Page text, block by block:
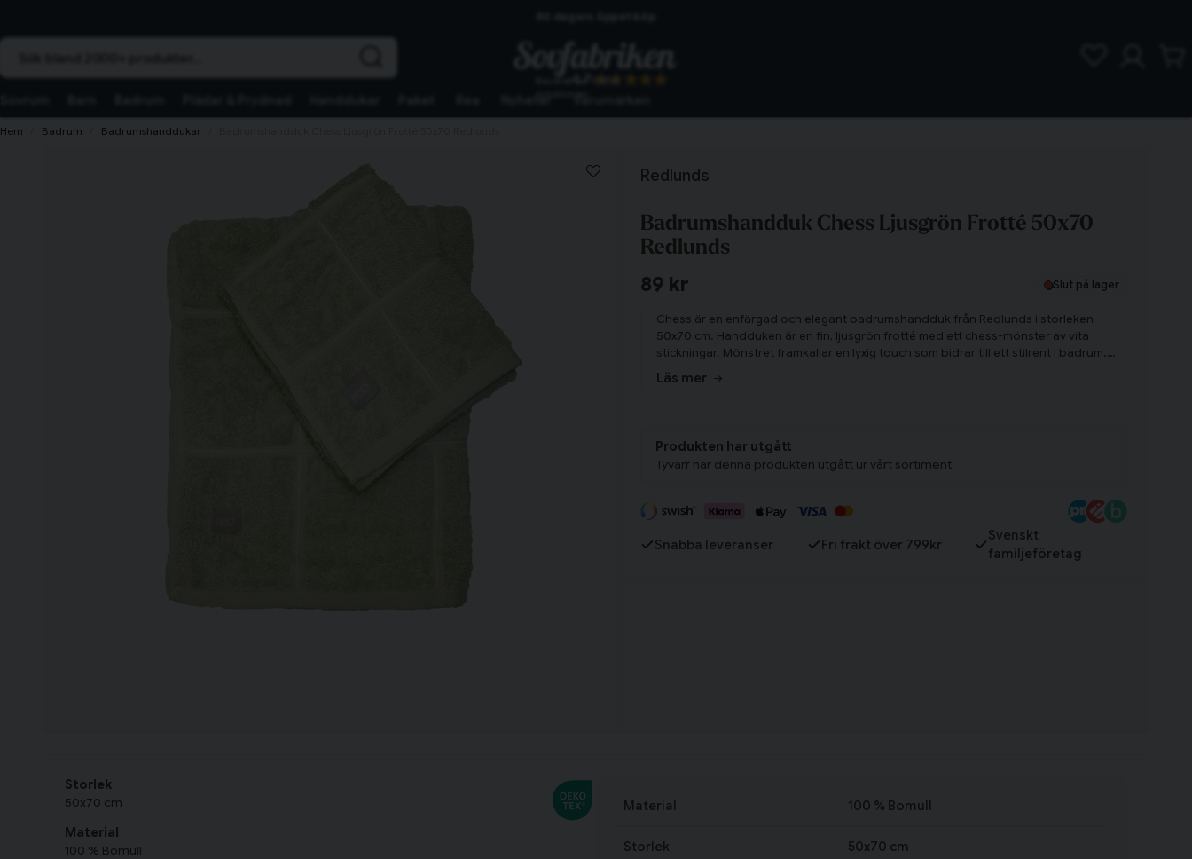
Skickas från lagret i Vinslöv
Hem Badrum Badrumshanddukar
Redlunds
Badrumshandduk Chess Ljusgrön Frotté 50x70
Redlunds
89 kr Slut på lager
Chess är en enfärgad och elegant badrumshandduk från Redlunds i storleken
50x70 cm. Handduken är en fin, ljusgrön frotté med ett chess-mönster av vita
stickningar. Mönstret framkallar en lyxig touch som bidrar till ett stilrent i badrum.
Lyxa till badrummet med Chess matchande badlakan!
Läs mer
Produkten har utgått
Tyvärr har denna produkten utgått ur vårt sortiment
Snabba leveranser Fri frakt över 799kr
Svenskt
familjeföretag
Storlek
50x70 cm
Material
100 % Bomull
Material 100 % Bomull
Storlek 50x70 cm
Har du alla tillbehör?
Fortsätt handla